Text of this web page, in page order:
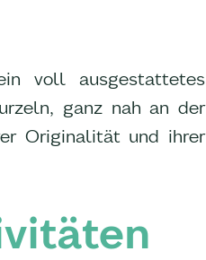
voll ausgestattetes
ganz nah an der
Originalität und ihrer